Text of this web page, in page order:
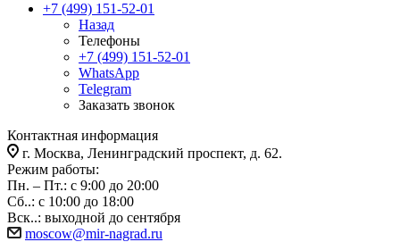
+7 (499) 151-52-01
Назад
Телефоны
+7 (499) 151-52-01
WhatsApp
Telegram
Заказать звонок
Контактная информация
г. Москва, Ленинградский проспект, д. 62.
Режим работы:
Пн. – Пт.: с 9:00 до 20:00
Сб..: с 10:00 до 18:00
Вск..: выходной до сентября
moscow@mir-nagrad.ru